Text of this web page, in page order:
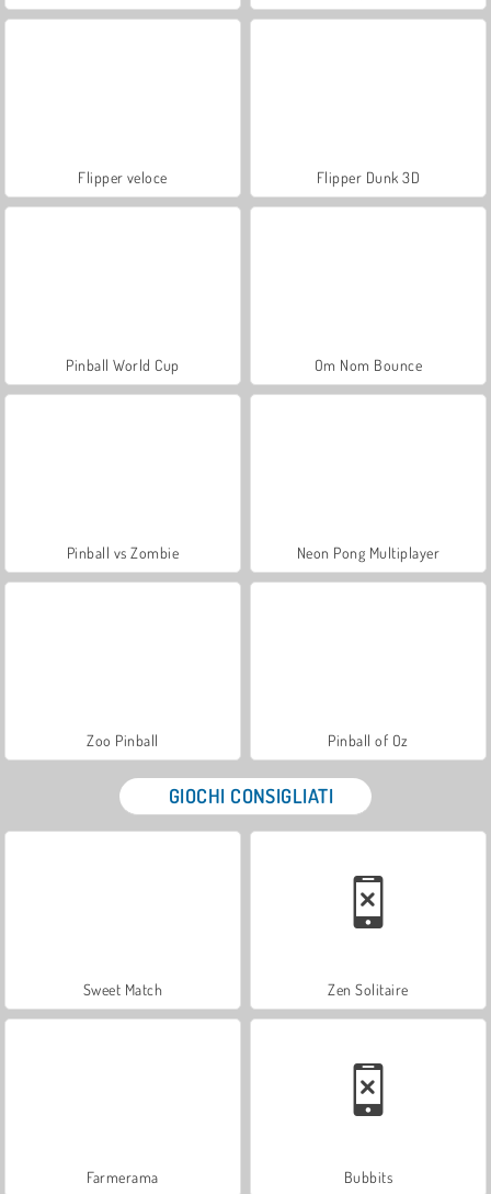
Flipper veloce Flipper Dunk 3D
Pinball World Cup Om Nom Bounce
Pinball vs Zombie Neon Pong Multiplayer
Zoo Pinball Pinball of Oz
GIOCHI CONSIGLIATI
Sweet Match Zen Solitaire
Farmerama Bubbits